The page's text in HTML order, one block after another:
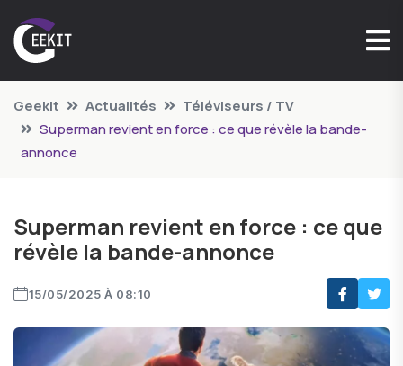
Geekit Actualités
Téléviseurs / TV
Superman revient en force : ce que révèle la bande-
annonce
Superman revient en force : ce que
révèle la bande-annonce
15/05/2025 À 08:10